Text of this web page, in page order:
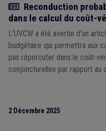
Actualité
Reconduction
dans le calcul du coût-
L’UVCW a été avertie d’un
budgétaire qui permettra aux
pas répercuter dans le coût-
conjoncturelles par rapport au
2 Décembre 2025